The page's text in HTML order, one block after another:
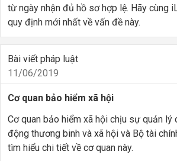
từ ngày nhận đủ hồ sơ hợp lệ. Hãy cùng
quy định mới nhất về vấn đề này.
Bài viết pháp luật
11/06/2019
Cơ quan bảo hiểm xã hội
Cơ quan bảo hiểm xã hội chịu sự quản lý
động thương binh và xã hội và Bộ tài
tìm hiểu chi tiết về cơ quan này.